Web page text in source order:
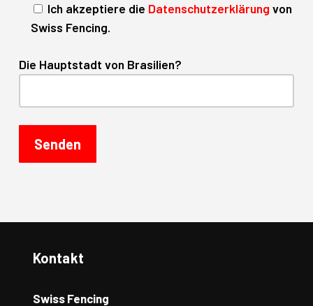
Ich akzeptiere die Datenschutzerklärung von
Swiss Fencing.
Die Hauptstadt von Brasilien?
Kontakt
Swiss Fencing